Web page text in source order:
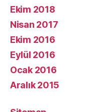
Ekim 2018
Nisan 2017
Ekim 2016
Eylül 2016
Ocak 2016
Aralık 2015